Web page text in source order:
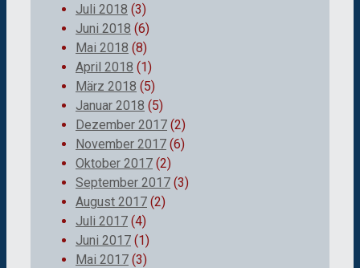
Juli 2018 (3)
Juni 2018 (6)
Mai 2018 (8)
April 2018 (1)
März 2018 (5)
Januar 2018 (5)
Dezember 2017 (2)
November 2017 (6)
Oktober 2017 (2)
September 2017 (3)
August 2017 (2)
Juli 2017 (4)
Juni 2017 (1)
Mai 2017 (3)